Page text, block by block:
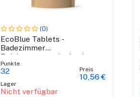
(0)
EcoBlue Tablets -
Badezimmer
Reinigungswaschmittel
Punkte
32
Lager
Nicht verfügbar
Preis
10,56 €